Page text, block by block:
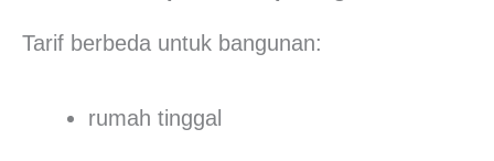
Tarif berbeda untuk bangunan:
rumah tinggal